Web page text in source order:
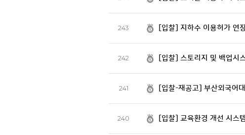
243 [입찰] 지하수 이용허가 연
242 [입찰] 스토리지 및 백업시
241 [입찰-재공고] 부산외국어
240 [입찰] 교육환경 개선 시스